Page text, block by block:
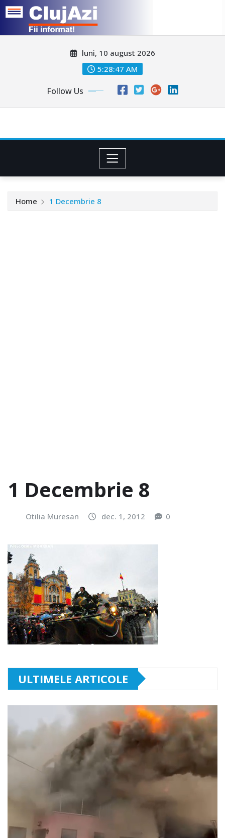
luni, 10 august 2026
5:28:50 AM
Follow Us
Home 1 Decembrie 8
1 Decembrie 8
Otilia Muresan dec. 1, 2012 0
ULTIMELE ARTICOLE